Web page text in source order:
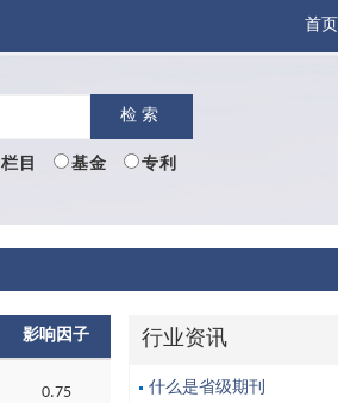
首页
检索
栏目 基金 专利
影响因子
0.75
行业资讯
什么是省级期刊